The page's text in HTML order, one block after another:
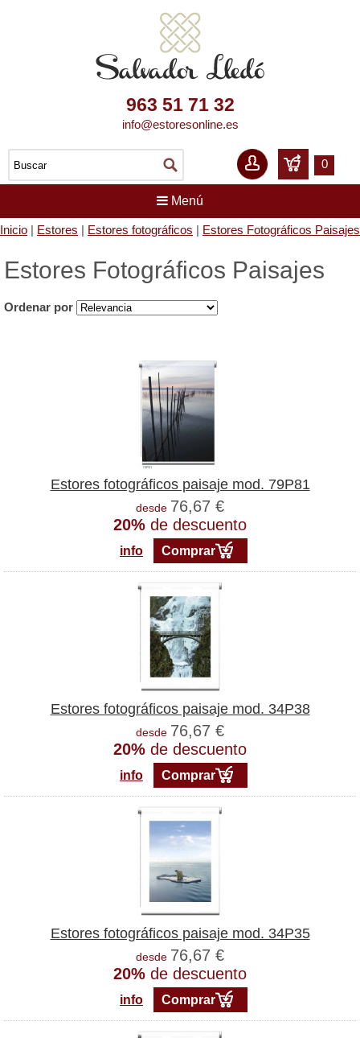
963 51 71 32
info@estoresonline.es
0
Menú
Inicio | Estores | Estores fotográficos | Estores Fotográficos Paisajes
Estores Fotográficos Paisajes
Ordenar por
Estores fotográficos paisaje mod. 79P81
desde 76,67 €
20% de descuento
info Comprar
Estores fotográficos paisaje mod. 34P38
desde 76,67 €
20% de descuento
info Comprar
Estores fotográficos paisaje mod. 34P35
desde 76,67 €
20% de descuento
info Comprar